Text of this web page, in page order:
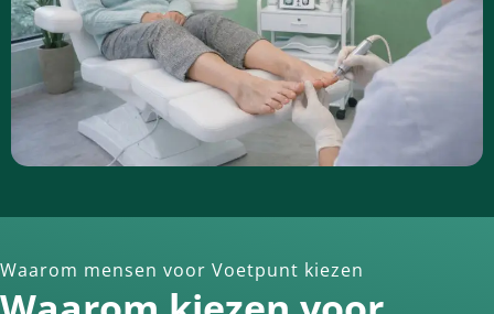
Waarom mensen voor Voetpunt kiezen